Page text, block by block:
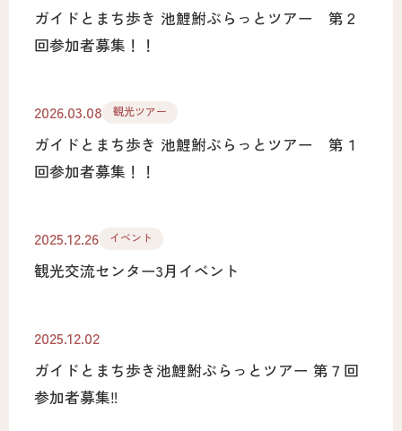
ガイドとまち歩き 池鯉鮒ぶらっとツアー 第２
回参加者募集！！
2026.03.08 観光ツアー
ガイドとまち歩き 池鯉鮒ぶらっとツアー 第１
回参加者募集！！
2025.12.26 イベント
観光交流センター3月イベント
2025.12.02
ガイドとまち歩き池鯉鮒ぶらっとツアー 第７回
参加者募集‼